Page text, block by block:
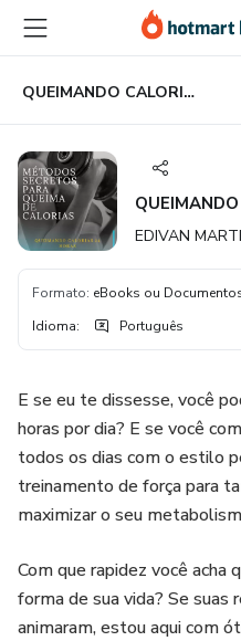
para
conteúdo
principal
para
pagamento
para
rodapé
QUEIMANDO CALORIAS 24 HORAS
EDIVAN
Formato: eBooks ou
Idioma: Português
E se eu te dissesse, você
horas por dia? E se você
todos os dias com o estilo
treinamento de força para
maximizar o seu
Com que rapidez você acha
forma de sua vida? Se suas
animaram, estou aqui com